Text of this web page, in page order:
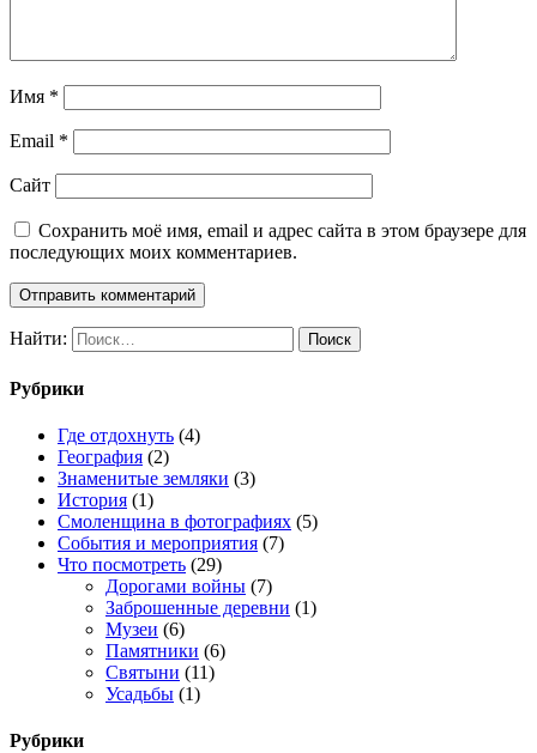
Имя *
Email *
Сайт
Сохранить моё имя, email и адрес сайта в этом браузере для
последующих моих комментариев.
Найти:
Рубрики
Где отдохнуть (4)
География (2)
Знаменитые земляки (3)
История (1)
Смоленщина в фотографиях (5)
События и мероприятия (7)
Что посмотреть (29)
Дорогами войны (7)
Заброшенные деревни (1)
Музеи (6)
Памятники (6)
Святыни (11)
Усадьбы (1)
Рубрики